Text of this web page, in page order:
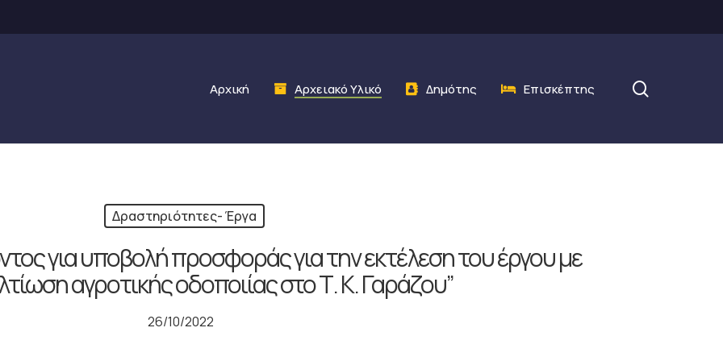
Αρχική Αρχειακό Υλικό Δημότης Επισκέπτης
Δραστηριότητες- Έργα
για υποβολή προσφοράς για την εκτέλεση του έργου με
αγροτικής οδοποιίας στο Τ. Κ. Γαράζου”
26/10/2022